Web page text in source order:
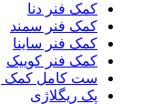
کمک فنر دنا
کمک فنر سمند
کمک فنر ساینا
کمک فنر کوییک
ست کامل کمک
پک ریگلاژی